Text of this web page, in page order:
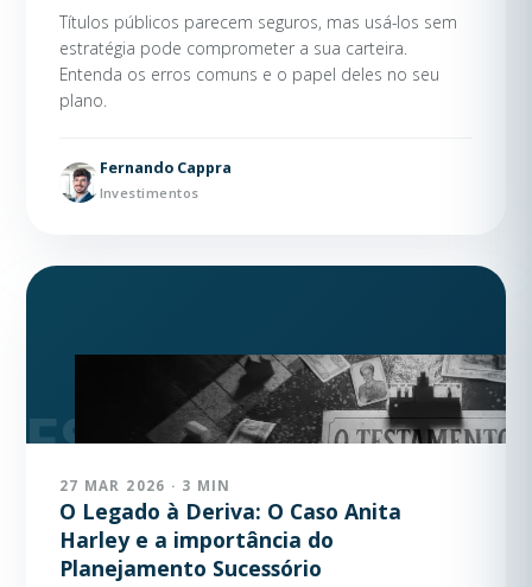
Títulos públicos parecem seguros, mas usá-los sem
estratégia pode comprometer a sua carteira.
Entenda os erros comuns e o papel deles no seu
plano.
Fernando Cappra
Investimentos
27 MAR 2026 · 3 MIN
O Legado à Deriva: O Caso Anita
Harley e a importância do
Planejamento Sucessório